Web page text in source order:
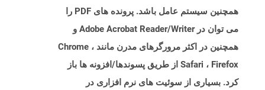
همچنین سیستم عامل باشد. پرونده های PDF را
می توان در Adobe Acrobat Reader/Writer و
همچنین در اکثر مرورگرهای مدرن مانند Chrome ،
Safari ، Firefox از طریق پسوندها/افزونه ها باز
کرد. بسیاری از سوئیت های نرم افزاری در